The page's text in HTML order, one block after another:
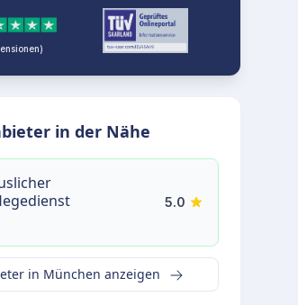
in der Nähe
5.0
in München anzeigen